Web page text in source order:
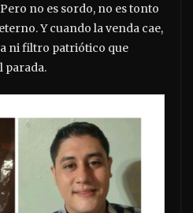
no es sordo, no es tonto
Y cuando la venda cae,
ni filtro patriótico que
parada.